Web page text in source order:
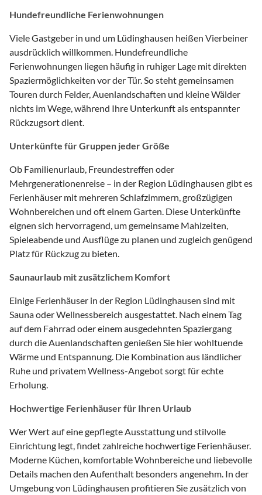
Hundefreundliche Ferienwohnungen
Viele Gastgeber in und um Lüdinghausen heißen Vierbeiner
ausdrücklich willkommen. Hundefreundliche
Ferienwohnungen liegen häufig in ruhiger Lage mit direkten
Spaziermöglichkeiten vor der Tür. So steht gemeinsamen
Touren durch Felder, Auenlandschaften und kleine Wälder
nichts im Wege, während Ihre Unterkunft als entspannter
Rückzugsort dient.
Unterkünfte für Gruppen jeder Größe
Ob Familienurlaub, Freundestreffen oder
Mehrgenerationenreise – in der Region Lüdinghausen gibt es
Ferienhäuser mit mehreren Schlafzimmern, großzügigen
Wohnbereichen und oft einem Garten. Diese Unterkünfte
eignen sich hervorragend, um gemeinsame Mahlzeiten,
Spieleabende und Ausflüge zu planen und zugleich genügend
Platz für Rückzug zu bieten.
Saunaurlaub mit zusätzlichem Komfort
Einige Ferienhäuser in der Region Lüdinghausen sind mit
Sauna oder Wellnessbereich ausgestattet. Nach einem Tag
auf dem Fahrrad oder einem ausgedehnten Spaziergang
durch die Auenlandschaften genießen Sie hier wohltuende
Wärme und Entspannung. Die Kombination aus ländlicher
Ruhe und privatem Wellness-Angebot sorgt für echte
Erholung.
Hochwertige Ferienhäuser für Ihren Urlaub
Wer Wert auf eine gepflegte Ausstattung und stilvolle
Einrichtung legt, findet zahlreiche hochwertige Ferienhäuser.
Moderne Küchen, komfortable Wohnbereiche und liebevolle
Details machen den Aufenthalt besonders angenehm. In der
Umgebung von Lüdinghausen profitieren Sie zusätzlich von